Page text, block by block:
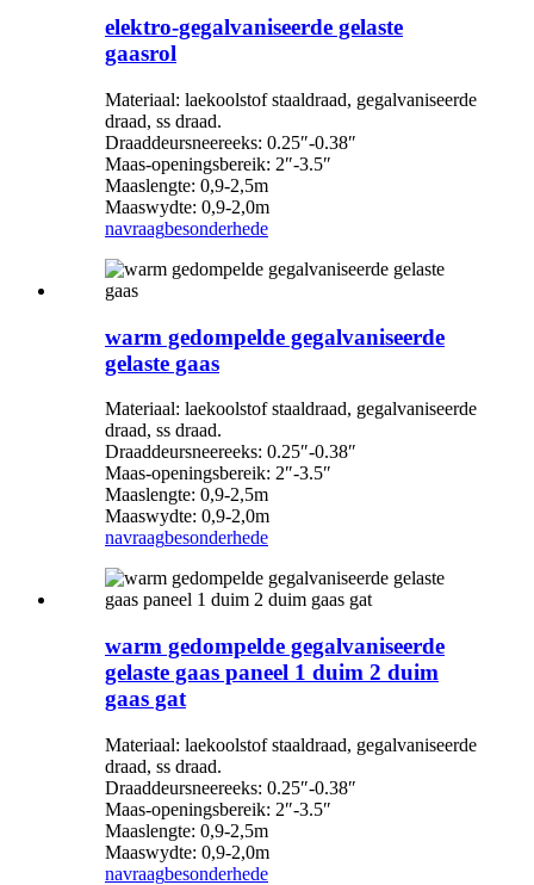
elektro-gegalvaniseerde gelaste
gaasrol
Materiaal: laekoolstof staaldraad, gegalvaniseerde
draad, ss draad.
Draaddeursneereeks: 0.25″-0.38″
Maas-openingsbereik: 2″-3.5″
Maaslengte: 0,9-2,5m
Maaswydte: 0,9-2,0m
navraagbesonderhede
warm gedompelde gegalvaniseerde
gelaste gaas
Materiaal: laekoolstof staaldraad, gegalvaniseerde
draad, ss draad.
Draaddeursneereeks: 0.25″-0.38″
Maas-openingsbereik: 2″-3.5″
Maaslengte: 0,9-2,5m
Maaswydte: 0,9-2,0m
navraagbesonderhede
warm gedompelde gegalvaniseerde
gelaste gaas paneel 1 duim 2 duim
gaas gat
Materiaal: laekoolstof staaldraad, gegalvaniseerde
draad, ss draad.
Draaddeursneereeks: 0.25″-0.38″
Maas-openingsbereik: 2″-3.5″
Maaslengte: 0,9-2,5m
Maaswydte: 0,9-2,0m
navraagbesonderhede